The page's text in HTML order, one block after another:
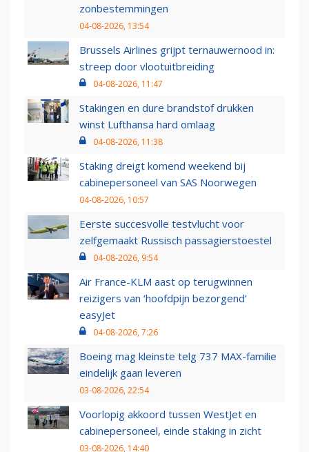
zonbestemmingen
04-08-2026, 13:54
Brussels Airlines grijpt ternauwernood in:
streep door vlootuitbreiding
04-08-2026, 11:47
Stakingen en dure brandstof drukken
winst Lufthansa hard omlaag
04-08-2026, 11:38
Staking dreigt komend weekend bij
cabinepersoneel van SAS Noorwegen
04-08-2026, 10:57
Eerste succesvolle testvlucht voor
zelfgemaakt Russisch passagierstoestel
04-08-2026, 9:54
Air France-KLM aast op terugwinnen
reizigers van ‘hoofdpijn bezorgend’
easyJet
04-08-2026, 7:26
Boeing mag kleinste telg 737 MAX-familie
eindelijk gaan leveren
03-08-2026, 22:54
Voorlopig akkoord tussen WestJet en
cabinepersoneel, einde staking in zicht
03-08-2026, 14:40